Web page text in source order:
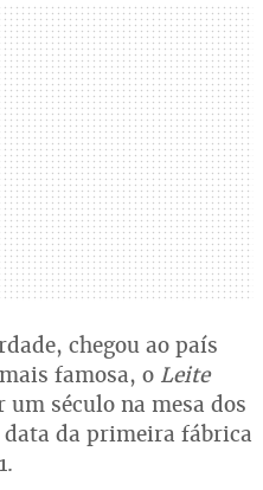
chegou ao país
famosa, o Leite
um século na mesa dos
da primeira fábrica